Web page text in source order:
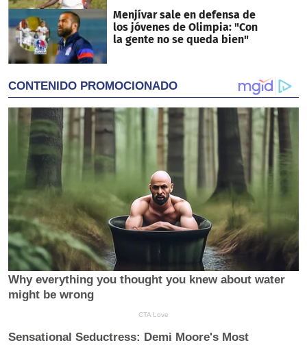
Menjívar sale en defensa de
los jóvenes de Olimpia: "Con
la gente no se queda bien"